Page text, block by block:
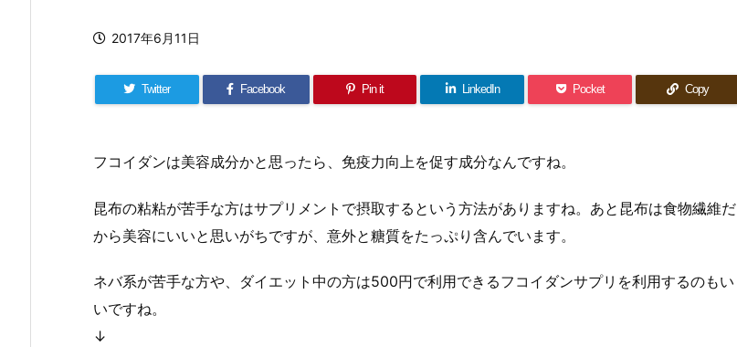
2017年6月11日
Twitter Facebook Pin it LinkedIn Pocket Copy
フコイダンは美容成分かと思ったら、免疫力向上を促す成分なんですね。
昆布の粘粘が苦手な方はサプリメントで摂取するという方法がありますね。あと昆布は食物繊維だ
から美容にいいと思いがちですが、意外と糖質をたっぷり含んでいます。
ネバ系が苦手な方や、ダイエット中の方は500円で利用できるフコイダンサプリを利用するのもい
いですね。
↓